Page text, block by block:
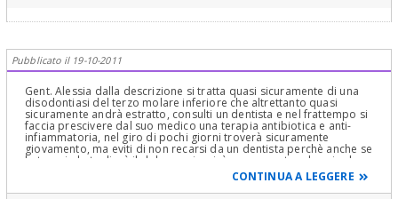
Pubblicato il 19-10-2011
Gent. Alessia dalla descrizione si tratta quasi sicuramente di una
disodontiasi del terzo molare inferiore che altrettanto quasi
sicuramente andrà estratto, consulti un dentista e nel frattempo si
faccia prescivere dal suo medico una terapia antibiotica e anti-
infiammatoria, nel giro di pochi giorni troverà sicuramente
giovamento, ma eviti di non recarsi da un dentista perchè anche se
la terapia le toglierà il dolore e riuscirà nuovamente ad aprire la
bocca, il problema se trascurato si ripresenterà di certo dopo
poco tempo. Cordialmente Dr. Paolo FormentiCONTINUA A LEGGERE